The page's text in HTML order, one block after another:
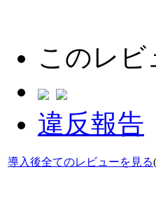
このレ
違反報告
導入後全てのレビューを見る